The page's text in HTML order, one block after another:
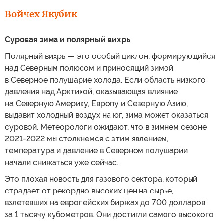
Войчех Якубик
Суровая зима и полярный вихрь
Полярный вихрь — это особый циклон, формирующийся
над Северным полюсом и приносящий зимой
в Северное полушарие холода. Если область низкого
давления над Арктикой, оказывающая влияние
на Северную Америку, Европу и Северную Азию,
выдавит холодный воздух на юг, зима может оказаться
суровой. Метеорологи ожидают, что в зимнем сезоне
2021-2022 мы столкнемся с этим явлением,
температура и давление в Северном полушарии
начали снижаться уже сейчас.
Это плохая новость для газового сектора, который
страдает от рекордно высоких цен на сырье,
взлетевших на европейских биржах до 700 долларов
за 1 тысячу кубометров. Они достигли самого высокого